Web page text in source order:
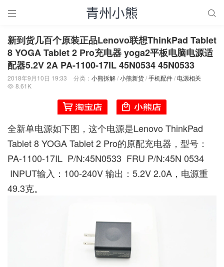
 
新到货几百个原装正品Lenovo联想ThinkPad Tablet
8 YOGA Tablet 2 Pro充电器 yoga2平板电脑电源适
配器5.2V 2A PA-1100-17IL 45N0534 45N0533
2018年9月10日 19:33 分类： 小熊拆解/小熊新货/手机配件/ 电源相关
 8.61K
全新单电源如下图，这个电源是Lenovo ThinkPad
Tablet 8 YOGA Tablet 2 Pro的原配充电器，型号：
PA-1100-17IL P/N:45N0533 FRU P/N:45N 0534
INPUT输入：100-240V 输出：5.2V 2.0A，电源重
49.3克。